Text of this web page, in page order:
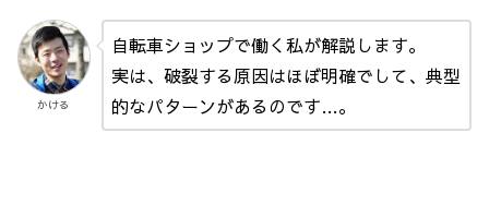
かける
自転車ショップで働く私が解説します。
実は、破裂する原因はほぼ明確でして、典型
的なパターンがあるのです…。